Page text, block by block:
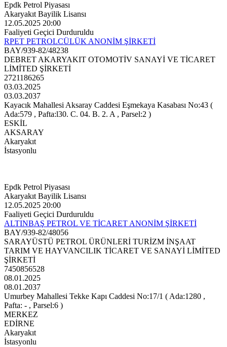
Epdk Petrol Piyasası
Akaryakıt Bayilik Lisansı
12.05.2025 20:00
Faaliyeti Geçici Durduruldu
RPET PETROLCÜLÜK ANONİM ŞİRKETİ
BAY/939-82/48238
DEBRET AKARYAKIT OTOMOTİV SANAYİ VE TİCARET
LİMİTED ŞİRKETİ
2721186265
03.03.2025
03.03.2037
Kayacık Mahallesi Aksaray Caddesi Eşmekaya Kasabası No:43 (
Ada:579 , Pafta:l30. C. 04. B. 2. A , Parsel:2 )
ESKİL
AKSARAY
Akaryakıt
İstasyonlu
Epdk Petrol Piyasası
Akaryakıt Bayilik Lisansı
12.05.2025 20:00
Faaliyeti Geçici Durduruldu
ALTINBAŞ PETROL VE TİCARET ANONİM ŞİRKETİ
BAY/939-82/48056
SARAYÜSTÜ PETROL ÜRÜNLERİ TURİZM İNŞAAT
TARIM VE HAYVANCILIK TİCARET VE SANAYİ LİMİTED
ŞİRKETİ
7450856528
08.01.2025
08.01.2037
Umurbey Mahallesi Tekke Kapı Caddesi No:17/1 ( Ada:1280 ,
Pafta: - , Parsel:6 )
MERKEZ
EDİRNE
Akaryakıt
İstasyonlu